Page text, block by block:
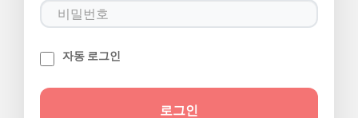
자동 로그인